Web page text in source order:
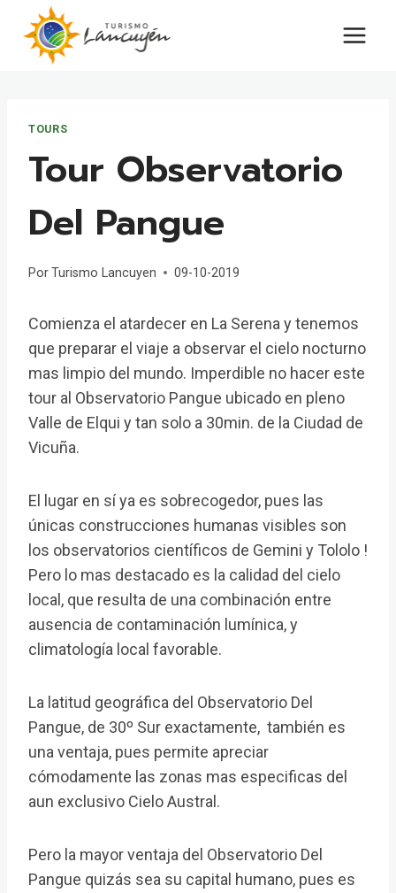
Saltar
contenido
TOURS
Tour Observatorio
Del Pangue
PorTurismo Lancuyen 09-10-2019
Comienza el atardecer en La Serena y tenemos
que preparar el viaje a observar el cielo nocturno
mas limpio del mundo. Imperdible no hacer este
tour al Observatorio Pangue ubicado en pleno
Valle de Elqui y tan solo a 30min. de la Ciudad de
Vicuña.
El lugar en sí ya es sobrecogedor, pues las
únicas construcciones humanas visibles son
los observatorios científicos de Gemini y Tololo !
Pero lo mas destacado es la calidad del cielo
local, que resulta de una combinación entre
ausencia de contaminación lumínica, y
climatología local favorable.
La latitud geográfica del Observatorio Del
Pangue, de 30º Sur exactamente, también es
una ventaja, pues permite apreciar
cómodamente las zonas mas especificas del
aun exclusivo Cielo Austral.
Pero la mayor ventaja del Observatorio Del
Pangue quizás sea su capital humano, pues es